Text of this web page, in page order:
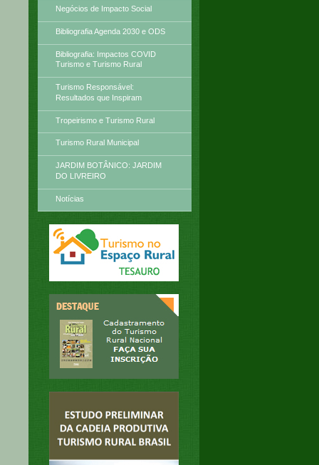
Negócios de Impacto Social
Bibliografia Agenda 2030 e ODS
Bibliografia: Impactos COVID
Turismo e Turismo Rural
Turismo Responsável:
Resultados que Inspiram
Tropeirismo e Turismo Rural
Turismo Rural Municipal
JARDIM BOTÂNICO: JARDIM
DO LIVREIRO
Notícias